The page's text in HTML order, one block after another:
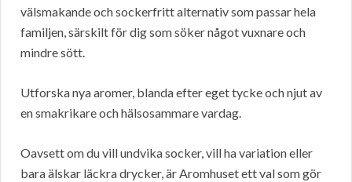
välsmakande och sockerfritt alternativ som passar hela
familjen, särskilt för dig som söker något vuxnare och
mindre sött.
Utforska nya aromer, blanda efter eget tycke och njut av
en smakrikare och hälsosammare vardag.
Oavsett om du vill undvika socker, vill ha variation eller
bara älskar läckra drycker, är Aromhuset ett val som gör